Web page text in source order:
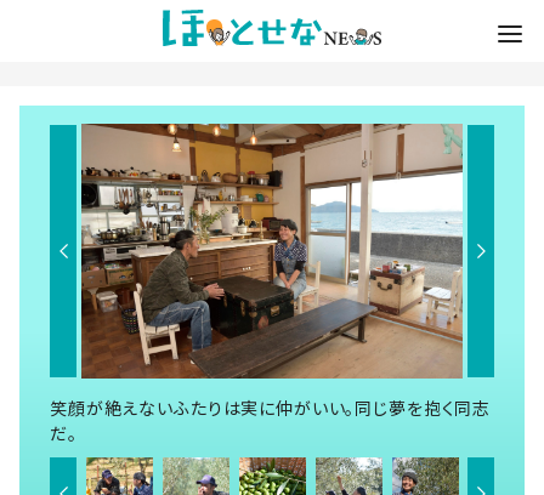
笑顔が絶えないふたりは実に仲がいい。同じ夢を抱く同志
だ。